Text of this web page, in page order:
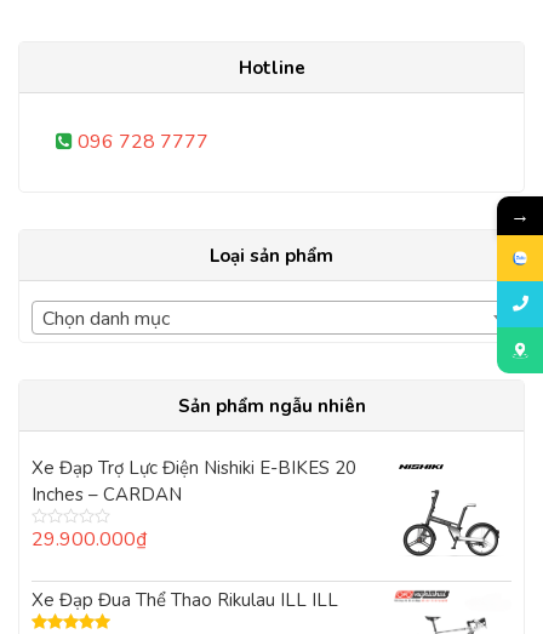
Hotline
096 728 7777
Loại sản phẩm
Chọn danh mục
Sản phẩm ngẫu nhiên
Xe Đạp Trợ Lực Điện Nishiki E-BIKES 20
Inches – CARDAN
Được
0
5
sao
29.900.000₫
Xe Đạp Đua Thể Thao Rikulau ILL ILL
→